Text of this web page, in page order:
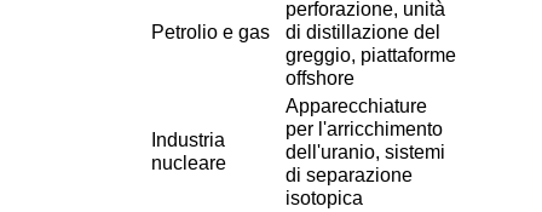
Petrolio e gas
perforazione, unità
di distillazione del
greggio, piattaforme
offshore
Industria
nucleare
Apparecchiature
per l'arricchimento
dell'uranio, sistemi
di separazione
isotopica